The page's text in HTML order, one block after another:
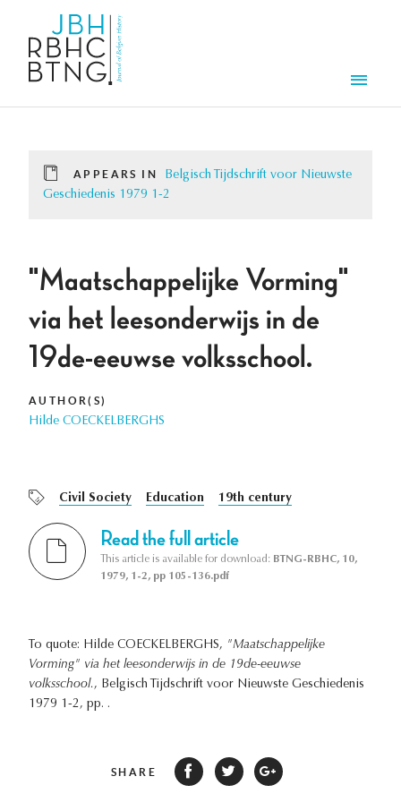
APPEARS IN
Belgisch Tijdschrift voor Nieuwste
Geschiedenis 1979 1-2
"Maatschappelijke Vorming"
via het leesonderwijs in de
19de-eeuwse volksschool.
AUTHOR(S)
Hilde COECKELBERGHS
Civil Society Education 19th century
Read the full article
This article is available for download: BTNG-RBHC, 10,
1979, 1-2, pp 105-136.pdf
To quote: Hilde COECKELBERGHS, "Maatschappelijke
Vorming" via het leesonderwijs in de 19de-eeuwse
volksschool., Belgisch Tijdschrift voor Nieuwste Geschiedenis
1979 1-2, pp. .
SHARE